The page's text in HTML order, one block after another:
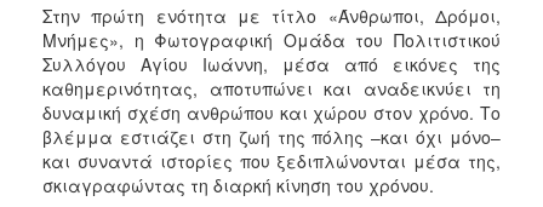
Στην πρώτη ενότητα με τίτλο «Άνθρωποι, Δρόμοι,
Μνήμες», η Φωτογραφική Ομάδα του Πολιτιστικού
Συλλόγου Αγίου Ιωάννη, μέσα από εικόνες της
καθημερινότητας, αποτυπώνει και αναδεικνύει τη
δυναμική σχέση ανθρώπου και χώρου στον χρόνο. Το
βλέμμα εστιάζει στη ζωή της πόλης –και όχι μόνο–
και συναντά ιστορίες που ξεδιπλώνονται μέσα της,
σκιαγραφώντας τη διαρκή κίνηση του χρόνου.